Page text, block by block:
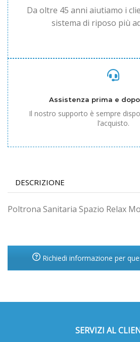
Da oltre 45 anni aiutiamo i
sistema di riposo più
Assistenza prima e
Il nostro supporto è sempre
l’acquisto.
DESCRIZIONE
Poltrona Sanitaria Spazio Relax
Richiedi informazione per
SERVIZI AL